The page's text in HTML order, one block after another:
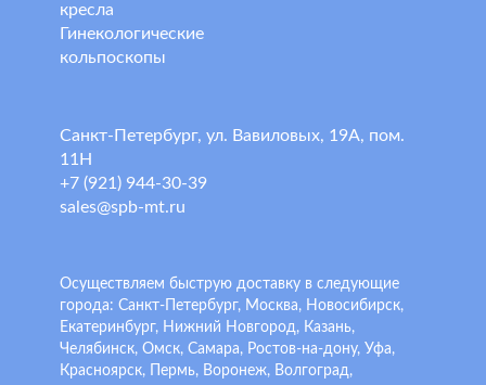
кресла
Гинекологические
кольпоскопы
Санкт-Петербург, ул. Вавиловых, 19А, пом.
11Н
+7 (921) 944-30-39
sales@spb-mt.ru
Осуществляем быструю доставку в следующие
города: Санкт-Петербург, Москва, Новосибирск,
Екатеринбург, Нижний Новгород, Казань,
Челябинск, Омск, Самара, Ростов-на-дону, Уфа,
Красноярск, Пермь, Воронеж, Волгоград,